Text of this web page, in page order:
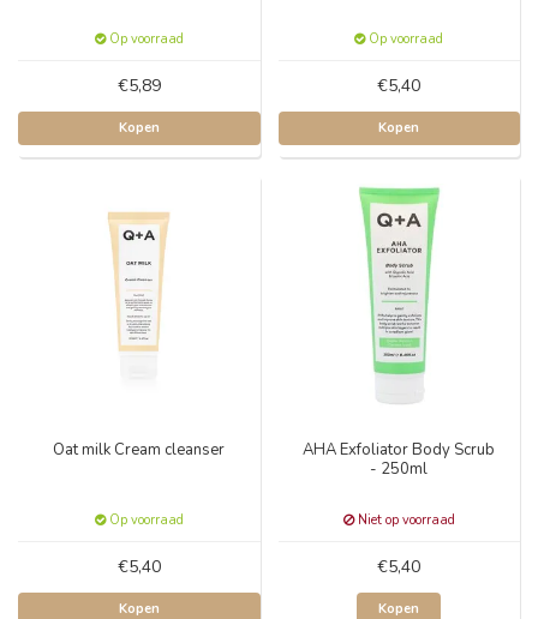
Op voorraad
€5,89
Kopen
Op voorraad
€5,40
Kopen
Oat milk Cream cleanser
Op voorraad
€5,40
Kopen
AHA Exfoliator Body Scrub
- 250ml
Niet op voorraad
€5,40
Kopen